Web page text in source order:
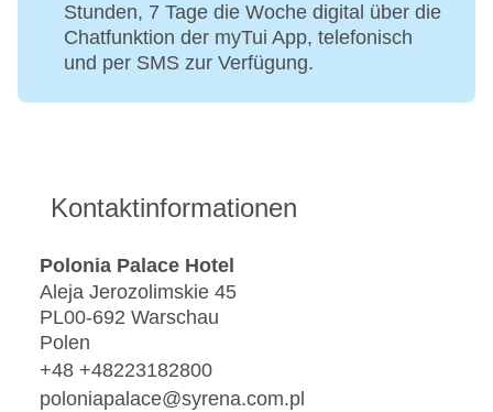
Stunden, 7 Tage die Woche digital über die
Chatfunktion der myTui App, telefonisch
und per SMS zur Verfügung.
Kontaktinformationen
Polonia Palace Hotel
Aleja Jerozolimskie 45
PL00-692 Warschau
Polen
+48 +48223182800
poloniapalace@syrena.com.pl